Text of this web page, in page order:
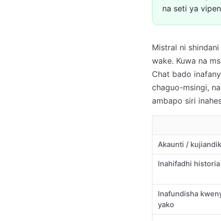
na seti ya
Mistral ni
wake. Kuwa na
Chat bado
chaguo-msingi,
ambapo siri
Akaunti /
Inahifadhi historia
Inafundisha
yako